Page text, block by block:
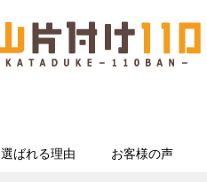
選ばれる理由 お客様の声